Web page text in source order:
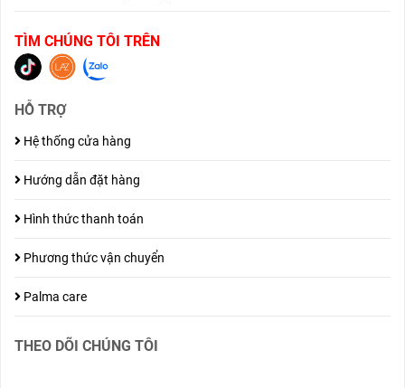
TÌM CHÚNG TÔI TRÊN
HỖ TRỢ
Hệ thống cửa hàng
Hướng dẫn đặt hàng
Hình thức thanh toán
Phương thức vận chuyển
Palma care
THEO DÕI CHÚNG TÔI